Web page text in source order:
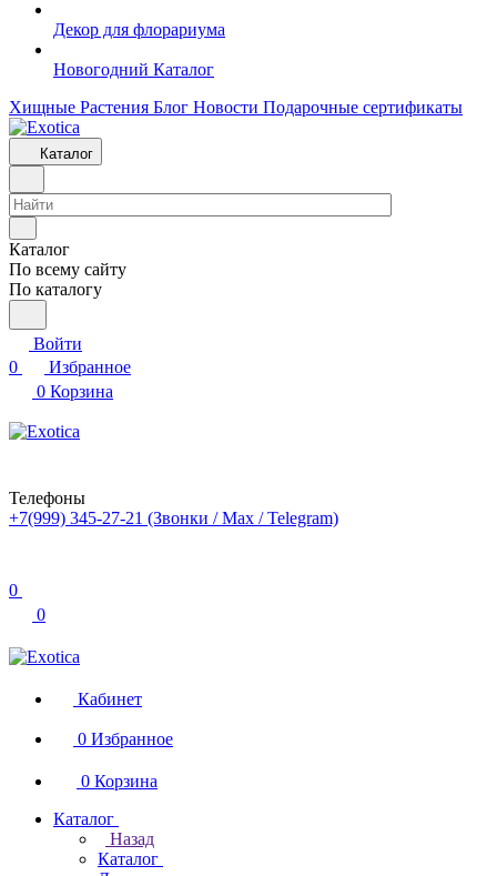
Декор для флорариума
Новогодний Каталог
Хищные Растения Блог Новости Подарочные сертификаты
Каталог
Каталог
По всему сайту
По каталогу
Войти
0
Избранное
0 Корзина
Телефоны
+7(999) 345-27-21 (Звонки / Max / Telegram)
0
0
Кабинет
0 Избранное
0 Корзина
Каталог
Назад
Каталог